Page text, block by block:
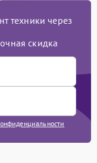
техники через
скидка